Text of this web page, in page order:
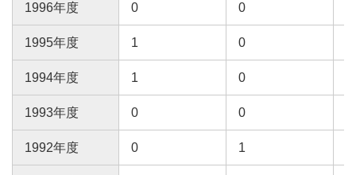
1996年度 0 0
1995年度 1 0
1994年度 1 0
1993年度 0 0
1992年度 0 1